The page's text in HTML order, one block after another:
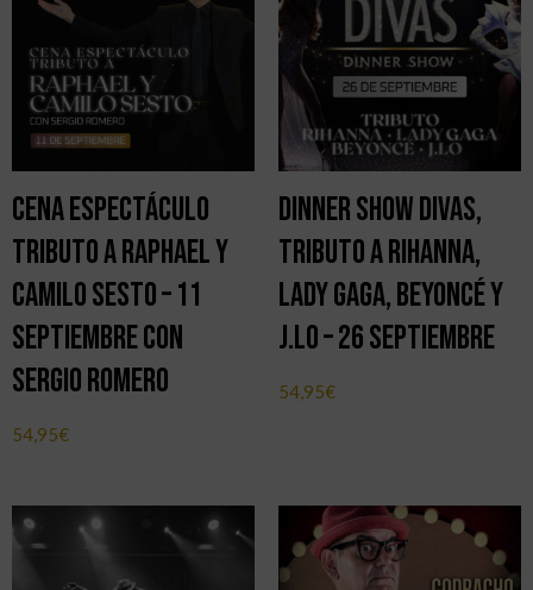
Cena Espectáculo
Tributo a Raphael y
Camilo Sesto – 11
septiembre con
Sergio Romero
54,95€
Dinner Show DIVAS,
Tributo a Rihanna,
Lady Gaga, Beyoncé y
J.LO – 26 septiembre
54,95€